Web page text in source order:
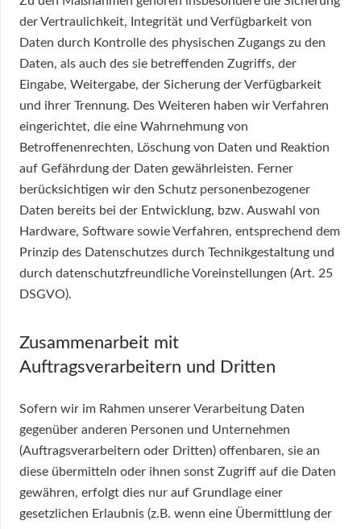
der Vertraulichkeit, Integrität und Verfügbarkeit von
Daten durch Kontrolle des physischen Zugangs zu den
Daten, als auch des sie betreffenden Zugriffs, der
Eingabe, Weitergabe, der Sicherung der Verfügbarkeit
und ihrer Trennung. Des Weiteren haben wir Verfahren
eingerichtet, die eine Wahrnehmung von
Betroffenenrechten, Löschung von Daten und Reaktion
auf Gefährdung der Daten gewährleisten. Ferner
berücksichtigen wir den Schutz personenbezogener
Daten bereits bei der Entwicklung, bzw. Auswahl von
Hardware, Software sowie Verfahren, entsprechend dem
Prinzip des Datenschutzes durch Technikgestaltung und
durch datenschutzfreundliche Voreinstellungen (Art. 25
DSGVO).
Zusammenarbeit mit
Auftragsverarbeitern und Dritten
Sofern wir im Rahmen unserer Verarbeitung Daten
gegenüber anderen Personen und Unternehmen
(Auftragsverarbeitern oder Dritten) offenbaren, sie an
diese übermitteln oder ihnen sonst Zugriff auf die Daten
gewähren, erfolgt dies nur auf Grundlage einer
gesetzlichen Erlaubnis (z.B. wenn eine Übermittlung der